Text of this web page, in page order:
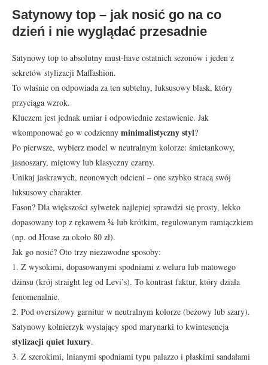
Satynowy top – jak nosić go na co
dzień i nie wyglądać przesadnie
Satynowy top to absolutny must-have ostatnich sezonów i jeden z
sekretów stylizacji Maffashion.
To właśnie on odpowiada za ten subtelny, luksusowy blask, który
przyciąga wzrok.
Kluczem jest jednak umiar i odpowiednie zestawienie. Jak
wkomponować go w codzienny minimalistyczny styl?
Po pierwsze, wybierz model w neutralnym kolorze: śmietankowy,
jasnoszary, miętowy lub klasyczny czarny.
Unikaj jaskrawych, neonowych odcieni – one szybko stracą swój
luksusowy charakter.
Fason? Dla większości sylwetek najlepiej sprawdzi się prosty, lekko
dopasowany top z rękawem ¾ lub krótkim, regulowanym ramiączkiem
(np. od House za około 80 zł).
Jak go nosić? Oto trzy niezawodne sposoby:
1. Z wysokimi, dopasowanymi spodniami z weluru lub matowego
dżinsu (krój straight leg od Levi’s). To kontrast faktur, który działa
fenomenalnie.
2. Pod oversizowy garnitur w neutralnym kolorze (beżowy lub szary).
Satynowy kołnierzyk wystający spod marynarki to kwintesencja
stylizacji quiet luxury.
3. Z szerokimi, lnianymi spodniami typu palazzo i płaskimi sandałami